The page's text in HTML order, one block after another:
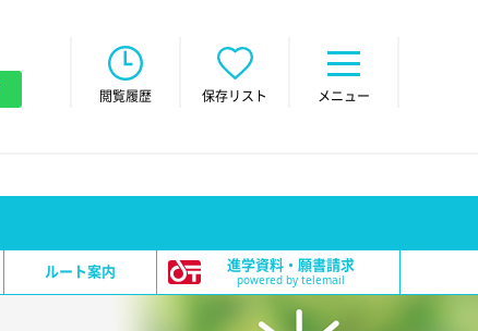
閲覧履歴 保存リスト メニュー
ルート案内 進学資料・願書請求
powered by telemail